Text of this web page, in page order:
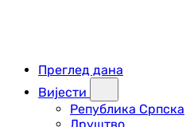
Преглед дана
Вијести
Република Српска